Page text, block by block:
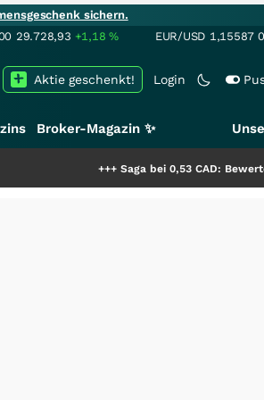
sichern.
29.728,93 +1,18% EUR/USD 1,15587
Login
Aktie geschenkt!
Broker-Magazin ✨
Saga bei 0,53 CAD: Bewertet